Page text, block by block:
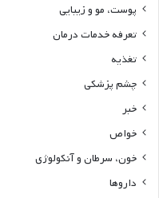
پوست، مو و زیبایی
تعرفه خدمات درمان
تغذیه
چشم پزشکی
خبر
خواص
خون، سرطان و آنکولوژی
داروها